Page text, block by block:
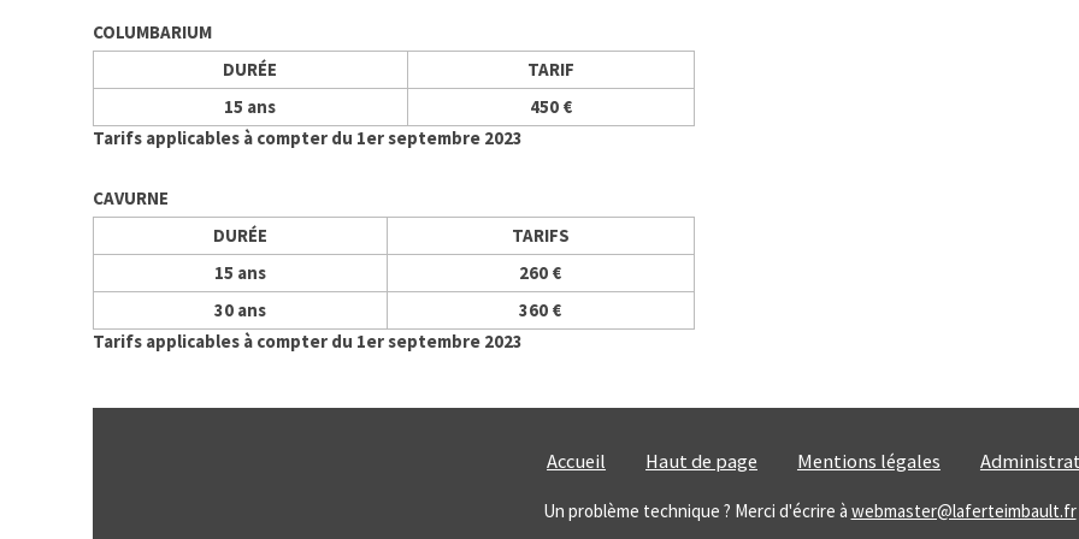
COLUMBARIUM
DURÉE
TARIF
15 ans
450 €
Tarifs applicables à compter du 1er septembre 2023
CAVURNE
DURÉE
TARIFS
15 ans
260 €
30 ans
360 €
Tarifs applicables à compter du 1er septembre 2023
Accueil Haut de page Mentions légales
Un problème technique ? Merci d'écrire à webmaster@laferteimbault.fr